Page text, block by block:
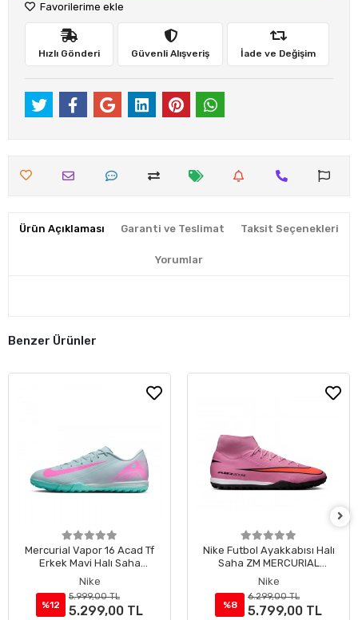
Favorilerime ekle
Hızlı Gönderi Güvenli Alışveriş İade ve Değişim
Ürün Açıklaması Garanti ve Teslimat Taksit Seçenekleri
Yorumlar
Benzer Ürünler
Mercurial Vapor 16 Acad Tf
Erkek Mavi Halı Saha
Ayakkabısı
Nike
%12
5.999,00 TL
5.299,00 TL
Nike Futbol Ayakkabısı Halı
Saha ZM MERCURIAL
SUPERFLY 10 ACADEMY TF
FQ8331-600
Nike
%8
6.299,00 TL
5.799,00 TL